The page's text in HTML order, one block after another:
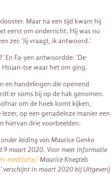
Maar na een tijd kwam hij
eerst om onderricht. Hij was nu
zei: ‘Jij vraagt, ik antwoord.’
En Fa-yen antwoordde: ‘De
Hsüan-tse waar het om ging.
en handelingen die openend
er soms bij op de hak genomen.
om de hoek komt kijken,
op een genadeloze manier een
hiervan drie voorbeelden.
leiding van Maurice Genko
9 maart 2020. Voor meer informatie
meditatie/Maurice Knegtels
verschijnt in maart 2020 bij Uitgeverij